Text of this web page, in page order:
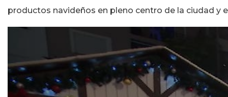
productos navideños en pleno centro de la ciudad y